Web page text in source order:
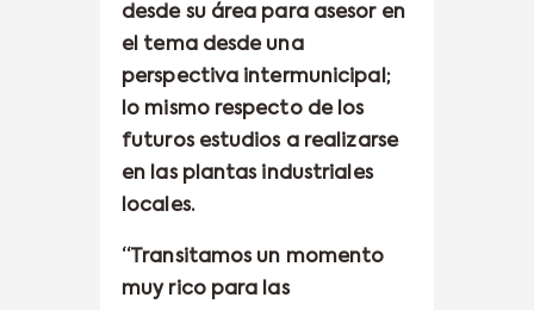
desde su área para asesor en
el tema desde una
perspectiva intermunicipal;
lo mismo respecto de los
futuros estudios a realizarse
en las plantas industriales
locales.
“Transitamos un momento
muy rico para las